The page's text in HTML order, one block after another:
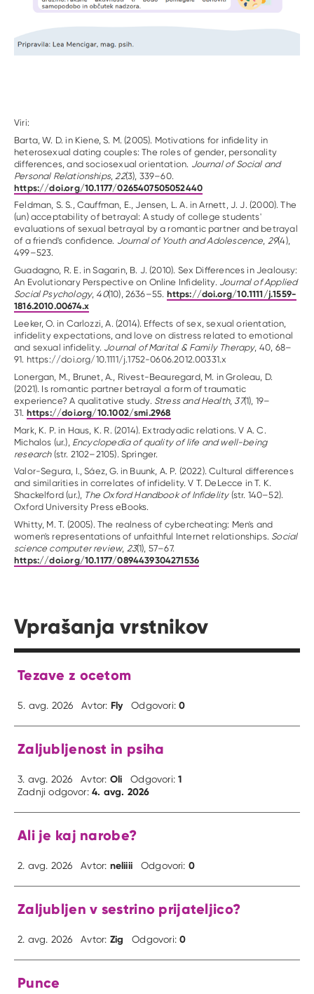
Viri:
Barta, W. D. in Kiene, S. M. (2005). Motivations for infidelity in
heterosexual dating couples: The roles of gender, personality
differences, and sociosexual orientation. Journal of Social and
Personal Relationships, 22(3), 339–60.
https://doi.org/10.1177/0265407505052440
Feldman, S. S., Cauffman, E., Jensen, L. A. in Arnett, J. J. (2000). The
(un) acceptability of betrayal: A study of college students'
evaluations of sexual betrayal by a romantic partner and betrayal
of a friend's confidence. Journal of Youth and Adolescence, 29(4),
499–523.
Guadagno, R. E. in Sagarin, B. J. (2010). Sex Differences in Jealousy:
An Evolutionary Perspective on Online Infidelity. Journal of Applied
Social Psychology, 40(10), 2636–55. https://doi.org/10.1111/j.1559-
1816.2010.00674.x
Leeker, O. in Carlozzi, A. (2014). Effects of sex, sexual orientation,
infidelity expectations, and love on distress related to emotional
and sexual infidelity. Journal of Marital & Family Therapy, 40, 68–
91. https://doi.org/10.1111/j.1752-0606.2012.00331.x
Lonergan, M., Brunet, A., Rivest-Beauregard, M. in Groleau, D.
(2021). Is romantic partner betrayal a form of traumatic
experience? A qualitative study. Stress and Health, 37(1), 19–
31. https://doi.org/10.1002/smi.2968
Mark, K. P. in Haus, K. R. (2014). Extradyadic relations. V A. C.
Michalos (ur.), Encyclopedia of quality of life and well-being
research (str. 2102–2105). Springer.
Valor-Segura, I., Sáez, G. in Buunk, A. P. (2022). Cultural differences
and similarities in correlates of infidelity. V T. DeLecce in T. K.
Shackelford (ur.), The Oxford Handbook of Infidelity(str. 140–52).
Oxford University Press eBooks.
Whitty, M. T. (2005). The realness of cybercheating: Men's and
women's representations of unfaithful Internet relationships. Social
science computer review, 23(1), 57–67.
https://doi.org/10.1177/0894439304271536
Vprašanja vrstnikov
Tezave z ocetom
5. avg. 2026 Avtor: Fly Odgovori:0
Zaljubljenost in psiha
3. avg. 2026 Avtor: Oli Odgovori:1
Zadnji odgovor:4. avg. 2026
Ali je kaj narobe?
2. avg. 2026 Avtor: neliiii Odgovori: 0
Zaljubljen v sestrino prijateljico?
2. avg. 2026 Avtor: Zig Odgovori:0
Punce